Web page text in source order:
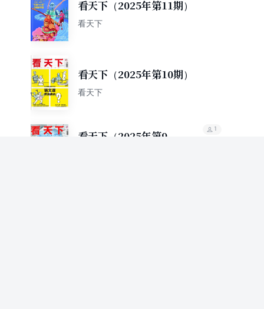
看天下（2025年第11期）
看天下
看天下（2025年第10期）
看天下
看天下（2025年第9
1